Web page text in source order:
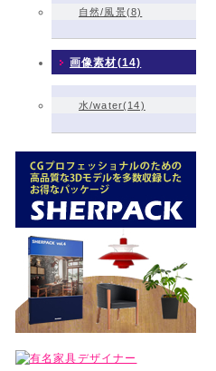
自然/風景(8)
画像素材(14)
水/water(14)